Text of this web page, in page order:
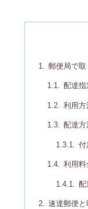
郵便局で取
配達指
利用方
配達方
付
利用料
配
速達郵便と